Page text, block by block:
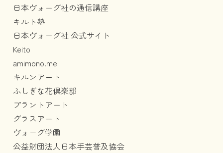
日本ヴォーグ社の通信講座
キルト塾
日本ヴォーグ社 公式サイト
Keito
amimono.me
キルンアート
ふしぎな花倶楽部
プラントアート
グラスアート
ヴォーグ学園
公益財団法人日本手芸普及協会